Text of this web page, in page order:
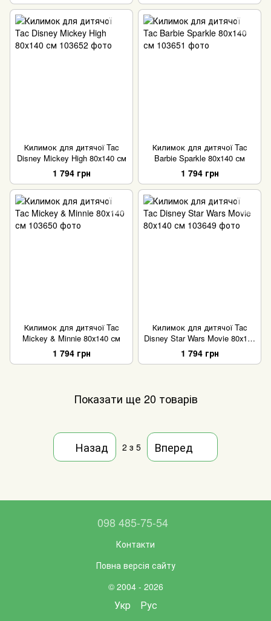
Килимок для дитячої Tac
Disney Mickey High 80х140 см
1 794 грн
Килимок для дитячої Tac
Barbie Sparkle 80х140 см
1 794 грн
Килимок для дитячої Tac
Mickey & Minnie 80х140 см
1 794 грн
Килимок для дитячої Tac
Disney Star Wars Movie 80х140
см
1 794 грн
Показати ще 20 товарів
Назад 2 з 5 Вперед
098 485-75-54
Контакти
Повна версія сайту
© 2004 - 2026
Укр Рус